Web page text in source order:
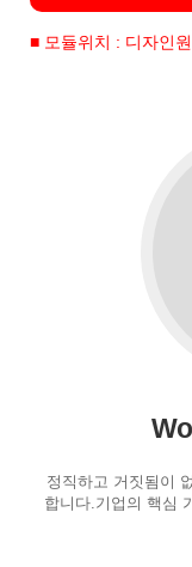
■ 모듈위치 : 디자인
정직하고 거짓됨이
합니다.기업의 핵심